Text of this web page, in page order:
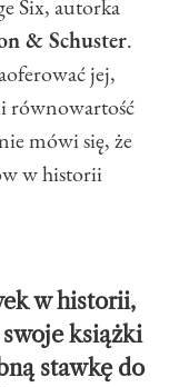
Six, autorka
& Schuster.
jej,
równowartość
mówi się, że
w historii
w historii,
książki
stawkę do